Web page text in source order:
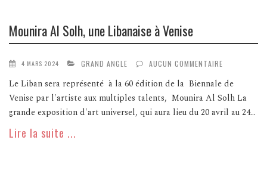
Mounira Al Solh, une Libanaise à Venise
4 MARS 2024 GRAND ANGLE AUCUN COMMENTAIRE
Le Liban sera représenté à la 60 édition de la Biennale de
Venise par l'artiste aux multiples talents, Mounira Al Solh La
grande exposition d'art universel, qui aura lieu du 20 avril au 24...
Lire la suite ...